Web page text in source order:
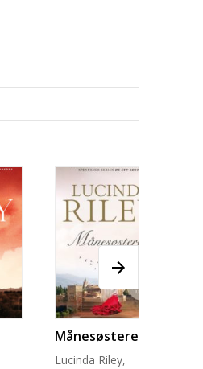
Månesøsteren
Lucinda Riley,